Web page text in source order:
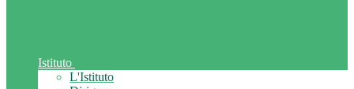
Istituto
L'Istituto